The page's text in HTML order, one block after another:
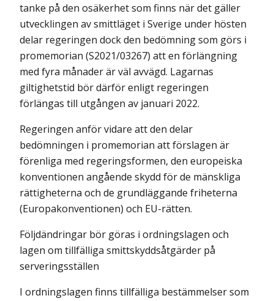
tanke på den osäkerhet som finns när det gäller
utvecklingen av smittläget i Sverige under hösten
delar regeringen dock den bedömning som görs i
promemorian (S2021/03267) att en förlängning
med fyra månader är väl avvägd. Lagarnas
giltighetstid bör därför enligt regeringen
förlängas till utgången av januari 2022.
Regeringen anför vidare att den delar
bedömningen i promemorian att förslagen är
förenliga med regeringsformen, den europeiska
konventionen angående skydd för de mänskliga
rättigheterna och de grundläggande friheterna
(Europakonventionen) och EU-rätten.
Följdändringar bör göras i ordningslagen och
lagen om tillfälliga smittskyddsåtgärder på
serveringsställen
I ordningslagen finns tillfälliga bestämmelser som